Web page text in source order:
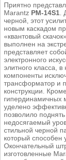
Приятно
Marantz PM-14S1
черной, этот
новым каскадом
«квантовый
выполнен на
представляет
электронного
элитного класса,
компоненты
трансформатор и
конструкции.
гипердинамичных
уделено
позволило
недосягаемый
стильной черной
который способен
Окончательный
изготовленные